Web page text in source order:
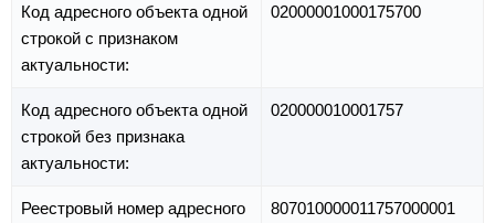
Код адресного объекта одной
строкой с признаком
актуальности:
02000001000175700
Код адресного объекта одной
строкой без признака
актуальности:
020000010001757
Реестровый номер адресного
807010000011757000001